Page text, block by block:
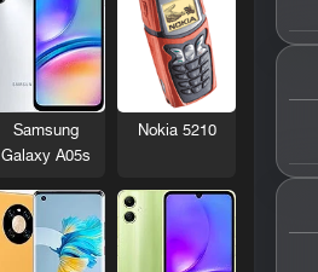
Nokia 5210
Samsung
Galaxy A05s